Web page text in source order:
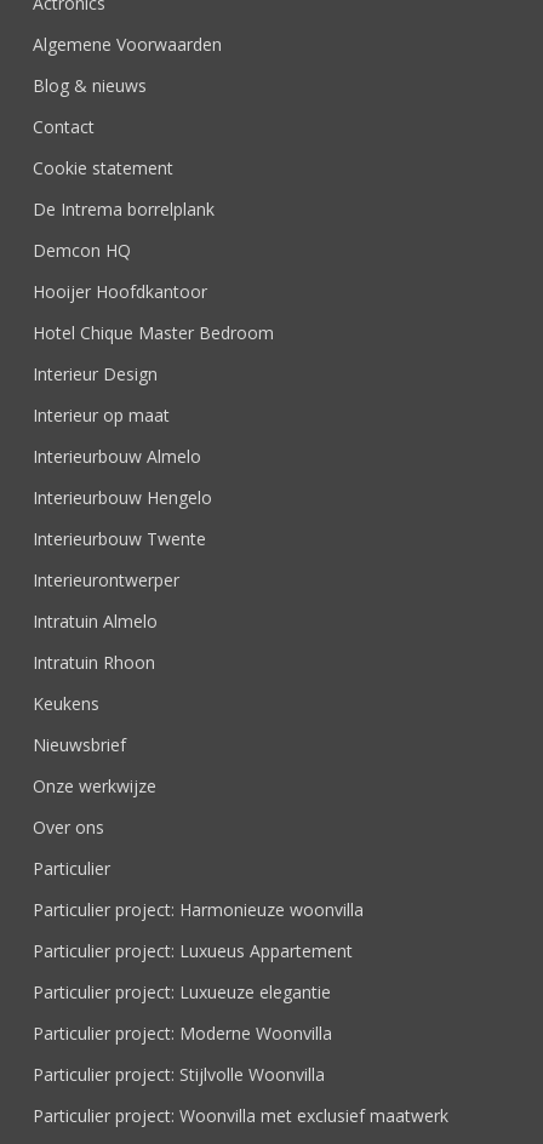
Algemene Voorwaarden
Blog & nieuws
Contact
Cookie statement
De Intrema borrelplank
Demcon HQ
Hooijer Hoofdkantoor
Hotel Chique Master Bedroom
Interieur Design
Interieur op maat
Interieurbouw Almelo
Interieurbouw Hengelo
Interieurbouw Twente
Interieurontwerper
Intratuin Almelo
Intratuin Rhoon
Keukens
Nieuwsbrief
Onze werkwijze
Over ons
Particulier
Particulier project: Harmonieuze woonvilla
Particulier project: Luxueus Appartement
Particulier project: Luxueuze elegantie
Particulier project: Moderne Woonvilla
Particulier project: Stijlvolle Woonvilla
Particulier project: Woonvilla met exclusief maatwerk